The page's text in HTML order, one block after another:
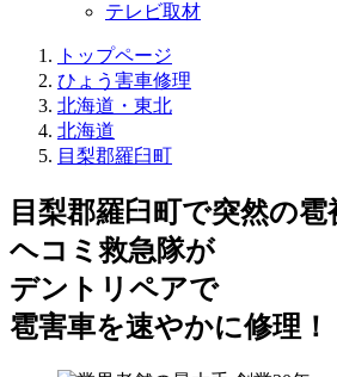
テレビ取材
トップページ
ひょう害車修理
北海道・東北
北海道
目梨郡羅臼町
目梨郡羅臼町で突然の雹
ヘコミ救急隊が
デントリペアで
雹害車を速やかに修理！